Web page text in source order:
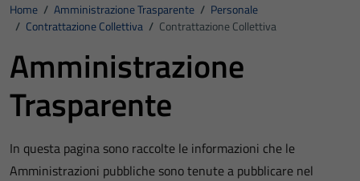
Home / Amministrazione Trasparente / Personale
/ Contrattazione Collettiva / Contrattazione Collettiva
Amministrazione
Trasparente
In questa pagina sono raccolte le informazioni che le
Amministrazioni pubbliche sono tenute a pubblicare nel